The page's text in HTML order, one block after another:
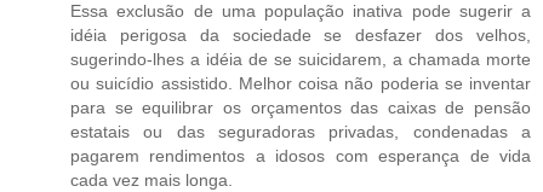
Essa exclusão de uma população inativa pode sugerir a
idéia perigosa da sociedade se desfazer dos velhos,
sugerindo-lhes a idéia de se suicidarem, a chamada morte
ou suicídio assistido. Melhor coisa não poderia se inventar
para se equilibrar os orçamentos das caixas de pensão
estatais ou das seguradoras privadas, condenadas a
pagarem rendimentos a idosos com esperança de vida
cada vez mais longa.